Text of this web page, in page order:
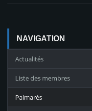
NAVIGATION
Actualités
Liste des membres
Palmarès